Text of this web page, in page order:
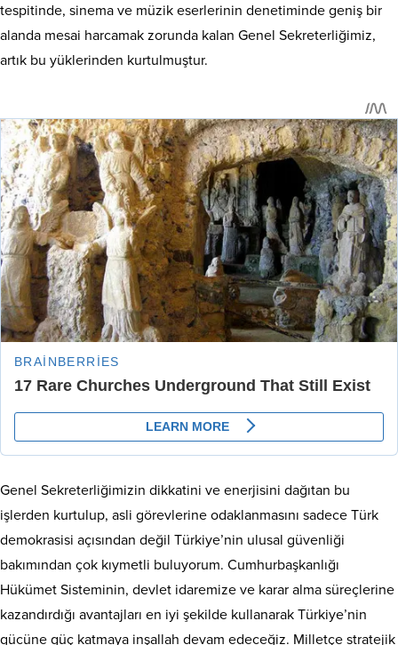
tespitinde, sinema ve müzik eserlerinin denetiminde geniş bir
alanda mesai harcamak zorunda kalan Genel Sekreterliğimiz,
artık bu yüklerinden kurtulmuştur.
Genel Sekreterliğimizin dikkatini ve enerjisini dağıtan bu
işlerden kurtulup, asli görevlerine odaklanmasını sadece Türk
demokrasisi açısından değil Türkiye’nin ulusal güvenliği
bakımından çok kıymetli buluyorum. Cumhurbaşkanlığı
Hükümet Sisteminin, devlet idaremize ve karar alma süreçlerine
kazandırdığı avantajları en iyi şekilde kullanarak Türkiye’nin
gücüne güç katmaya inşallah devam edeceğiz. Milletçe stratejik